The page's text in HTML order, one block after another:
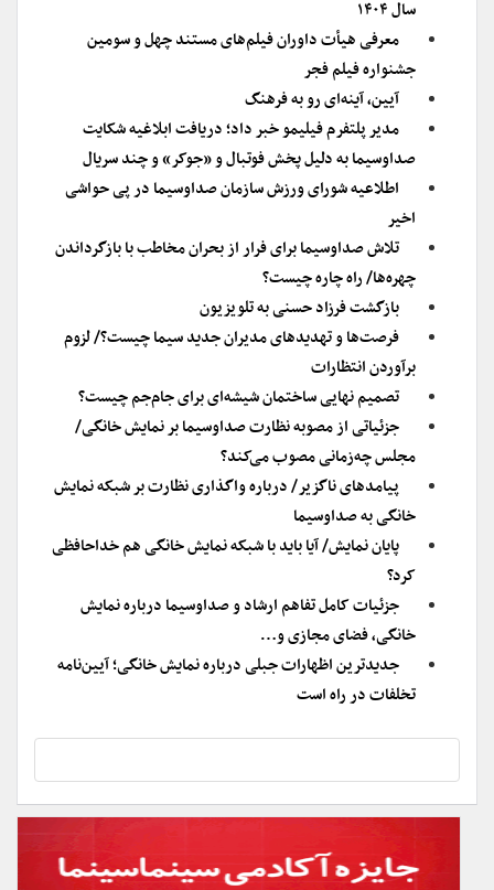
سال ۱۴۰۴
معرفی هیأت داوران فیلم‌های مستند چهل و سومین
جشنواره فیلم فجر
آیین، آینه‌ای رو به فرهنگ
مدیر پلتفرم فیلیمو خبر داد؛ دریافت ابلاغیه شکایت
صداوسیما به دلیل پخش فوتبال و «جوکر» و چند سریال
اطلاعیه شورای ورزش سازمان صداوسیما در پی حواشی
اخیر
تلاش صداوسیما برای فرار از بحران مخاطب با بازگرداندن
چهره‌ها/ راه چاره چیست؟
بازگشت فرزاد حسنی به تلویزیون
فرصت‌ها و تهدیدهای مدیران جدید سیما چیست؟/ لزوم
برآوردن انتظارات
تصمیم نهایی ساختمان شیشه‌ای برای جام‌جم چیست؟
جزئیاتی از مصوبه نظارت صداوسیما بر نمایش خانگی/
مجلس چه‌زمانی مصوب می‌کند؟
پیامدهای ناگزیر/ درباره واگذاری نظارت بر شبکه نمایش
خانگی به صداوسیما
پایان نمایش/ آیا باید با شبکه نمایش خانگی هم خداحافظی
کرد؟
جزئیات کامل تفاهم‌ ارشاد و صداوسیما درباره نمایش
خانگی، فضای مجازی و…
جدیدترین اظهارات جبلی درباره نمایش خانگی؛ آیین‌نامه
تخلفات در راه است